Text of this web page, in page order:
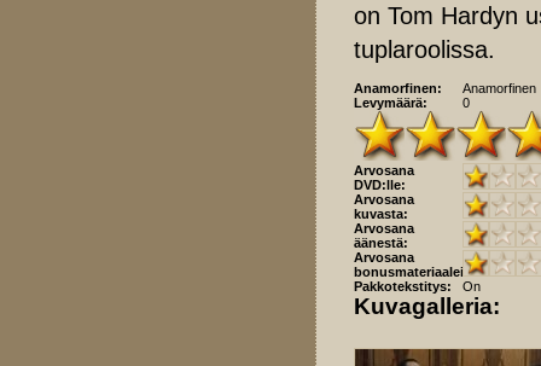
on Tom Hardyn
tuplaroolissa.
Anamorfinen:
Anamorfinen
Levymäärä:
0
Arvosana
DVD:lle:
Arvosana
kuvasta:
Arvosana
äänestä:
Arvosana
bonusmateriaaleista:
Pakkotekstitys:
On
Kuvagalleria: